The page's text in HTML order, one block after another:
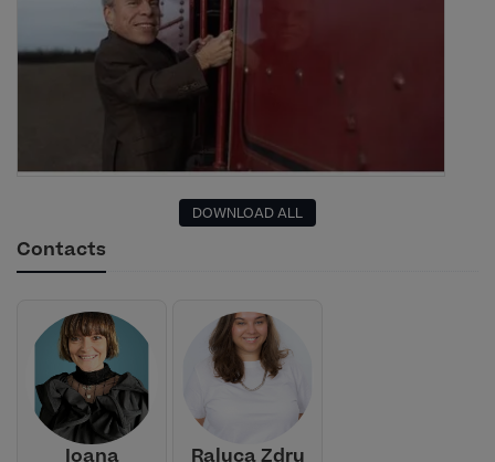
DOWNLOAD ALL
Contacts
Ioana
Raluca Zdru